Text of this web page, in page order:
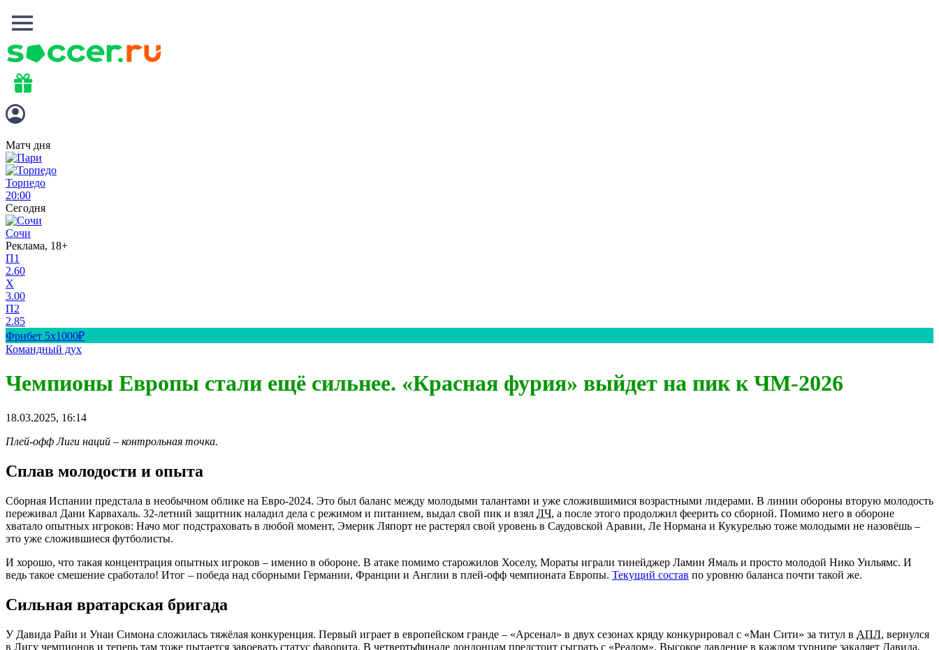
Матч дня
Торпедо
20:00
Сегодня
Сочи
Реклама, 18+
П1
2.60
X
3.00
П2
2.85
Фрибет 5х1000₽
Командный дух
Чемпионы Европы стали ещё сильнее. «Красная фурия» выйдет на пик к ЧМ-2026
18.03.2025, 16:14
Плей-офф Лиги наций – контрольная точка.
Сплав молодости и опыта
Сборная Испании предстала в необычном облике на Евро-2024. Это был баланс между молодыми талантами и уже сложившимися возрастными лидерами. В линии обороны вторую молодость
переживал Дани Карвахаль. 32-летний защитник наладил дела с режимом и питанием, выдал свой пик и взял ЛЧ, а после этого продолжил феерить со сборной. Помимо него в обороне
хватало опытных игроков: Начо мог подстраховать в любой момент, Эмерик Ляпорт не растерял свой уровень в Саудовской Аравии, Ле Нормана и Кукурелью тоже молодыми не назовёшь –
это уже сложившиеся футболисты.
И хорошо, что такая концентрация опытных игроков – именно в обороне. В атаке помимо старожилов Хоселу, Мораты играли тинейджер Ламин Ямаль и просто молодой Нико Уильямс. И
ведь такое смешение сработало! Итог – победа над сборными Германии, Франции и Англии в плей-офф чемпионата Европы. Текущий состав по уровню баланса почти такой же.
Сильная вратарская бригада
У Давида Райи и Унаи Симона сложилась тяжёлая конкуренция. Первый играет в европейском гранде – «Арсенал» в двух сезонах кряду конкурировал с «Ман Сити» за титул в АПЛ, вернулся
в Лигу чемпионов и теперь там тоже пытается завоевать статус фаворита. В четвертьфинале лондонцам предстоит сыграть с «Реалом». Высокое давление в каждом турнире закаляет Давида,